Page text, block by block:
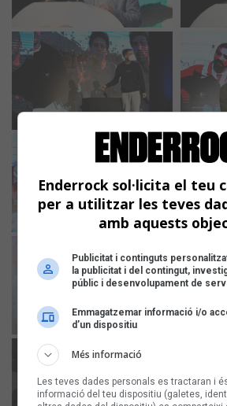
Enderrock sol·licita el teu
per a utilitzar les teves
amb aquests
Publicitat i continguts
la publicitat i del contingut,
públic i desenvolupament de
Emmagatzemar informació i/o
d’un dispositiu
Més informació
Les teves dades personals es tractaran i
informació del teu dispositiu (galetes,